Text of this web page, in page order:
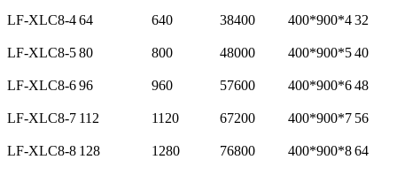
LF-XLC8-464 640 38400 400*900*432
LF-XLC8-580 800 48000 400*900*540
LF-XLC8-696 960 57600 400*900*648
LF-XLC8-7 112 1120 67200 400*900*7 56
LF-XLC8-8 128 1280 76800 400*900*864